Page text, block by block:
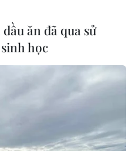
ăn đã qua sử
học